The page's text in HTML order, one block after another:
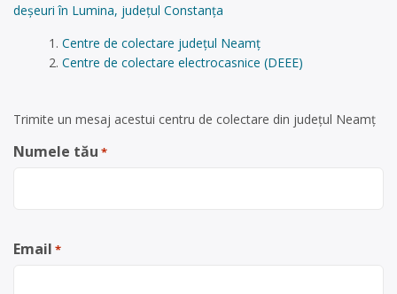
deșeuri în Lumina, județul Constanța
Centre de colectare județul Neamț
Centre de colectare electrocasnice (DEEE)
Trimite un mesaj acestui centru de colectare din județul Neamț
Numele tău *
Email *